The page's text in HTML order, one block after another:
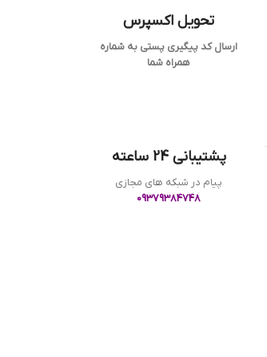
تحویل اکسپرس
ارسال کد پیگیری پستی به شماره
همراه شما
پشتیبانی 24 ساعته
پیام در شبکه های مجازی
09379384748